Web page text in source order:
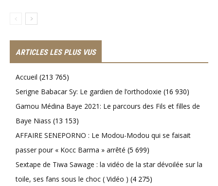
ARTICLES LES PLUS VUS
Accueil (213 765)
Serigne Babacar Sy: Le gardien de l’orthodoxie (16 930)
Gamou Médina Baye 2021: Le parcours des Fils et filles de
Baye Niass (13 153)
AFFAIRE SENEPORNO : Le Modou-Modou qui se faisait
passer pour « Kocc Barma » arrêté (5 699)
Sextape de Tiwa Sawage : la vidéo de la star dévoilée sur la
toile, ses fans sous le choc ( Vidéo ) (4 275)